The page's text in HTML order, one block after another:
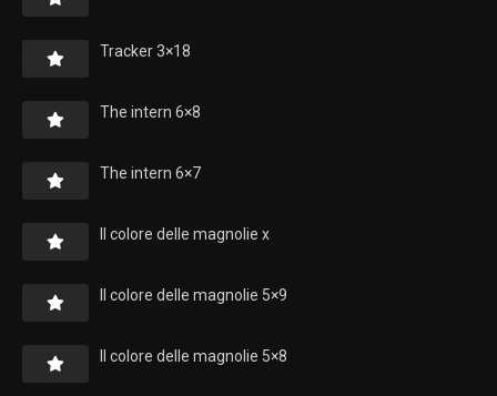
Tracker 3×18
The intern 6×8
The intern 6×7
Il colore delle magnolie x
Il colore delle magnolie 5×9
Il colore delle magnolie 5×8